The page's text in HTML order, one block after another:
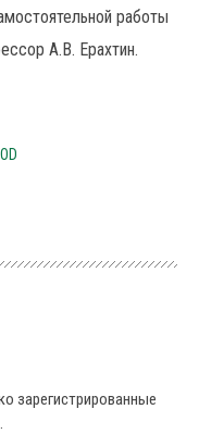
работы
А.В. Ерахтин.
зарегистрированные